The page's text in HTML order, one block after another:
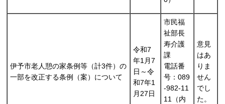
伊予市老人憩の家条例等（計3件）の
一部を改正する条例（案）について
令和7
年1月7
日～令
和7年1
月27日
市民福
祉部長
寿介護
課
電話番
号：089
-982-11
11（内
意見
はあ
りま
せん
でし
た。